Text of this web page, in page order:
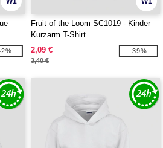
Fruit of the Loom SC1019 - Kinder
Kurzarm T-Shirt
2,09 €
3,40 €
-39%